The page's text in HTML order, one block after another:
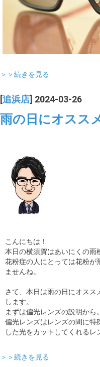
＞＞続きを見る
追浜店 ] 2024-03-26
雨の日にオスス
こんにちは！
本日の横須賀はあいにくの雨
花粉症の人にとっては花粉が
ませんね。
さて、本日は雨の日にオスス
します。
まずは偏光レンズの説明から。
偏光レンズはレンズの間に特
した光をカットしてくれるレ
＞＞続きを見る